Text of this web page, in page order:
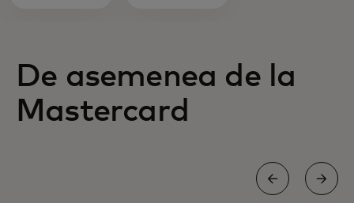
De asemenea de la
Mastercard